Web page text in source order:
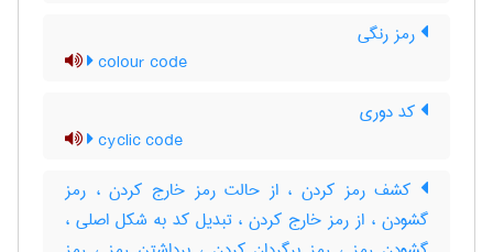
رمز رنگی
colour code
کد دوری
cyclic code
کشف رمز کردن ، از حالت رمز خارج کردن ، رمز
گشودن ، از رمز خارج کردن ، تبدیل کد به شکل اصلی ،